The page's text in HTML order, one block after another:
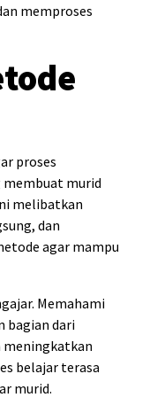
memproses
proses
membuat murid
melibatkan
dan
agar mampu
Memahami
bagian dari
meningkatkan
belajar terasa
murid.